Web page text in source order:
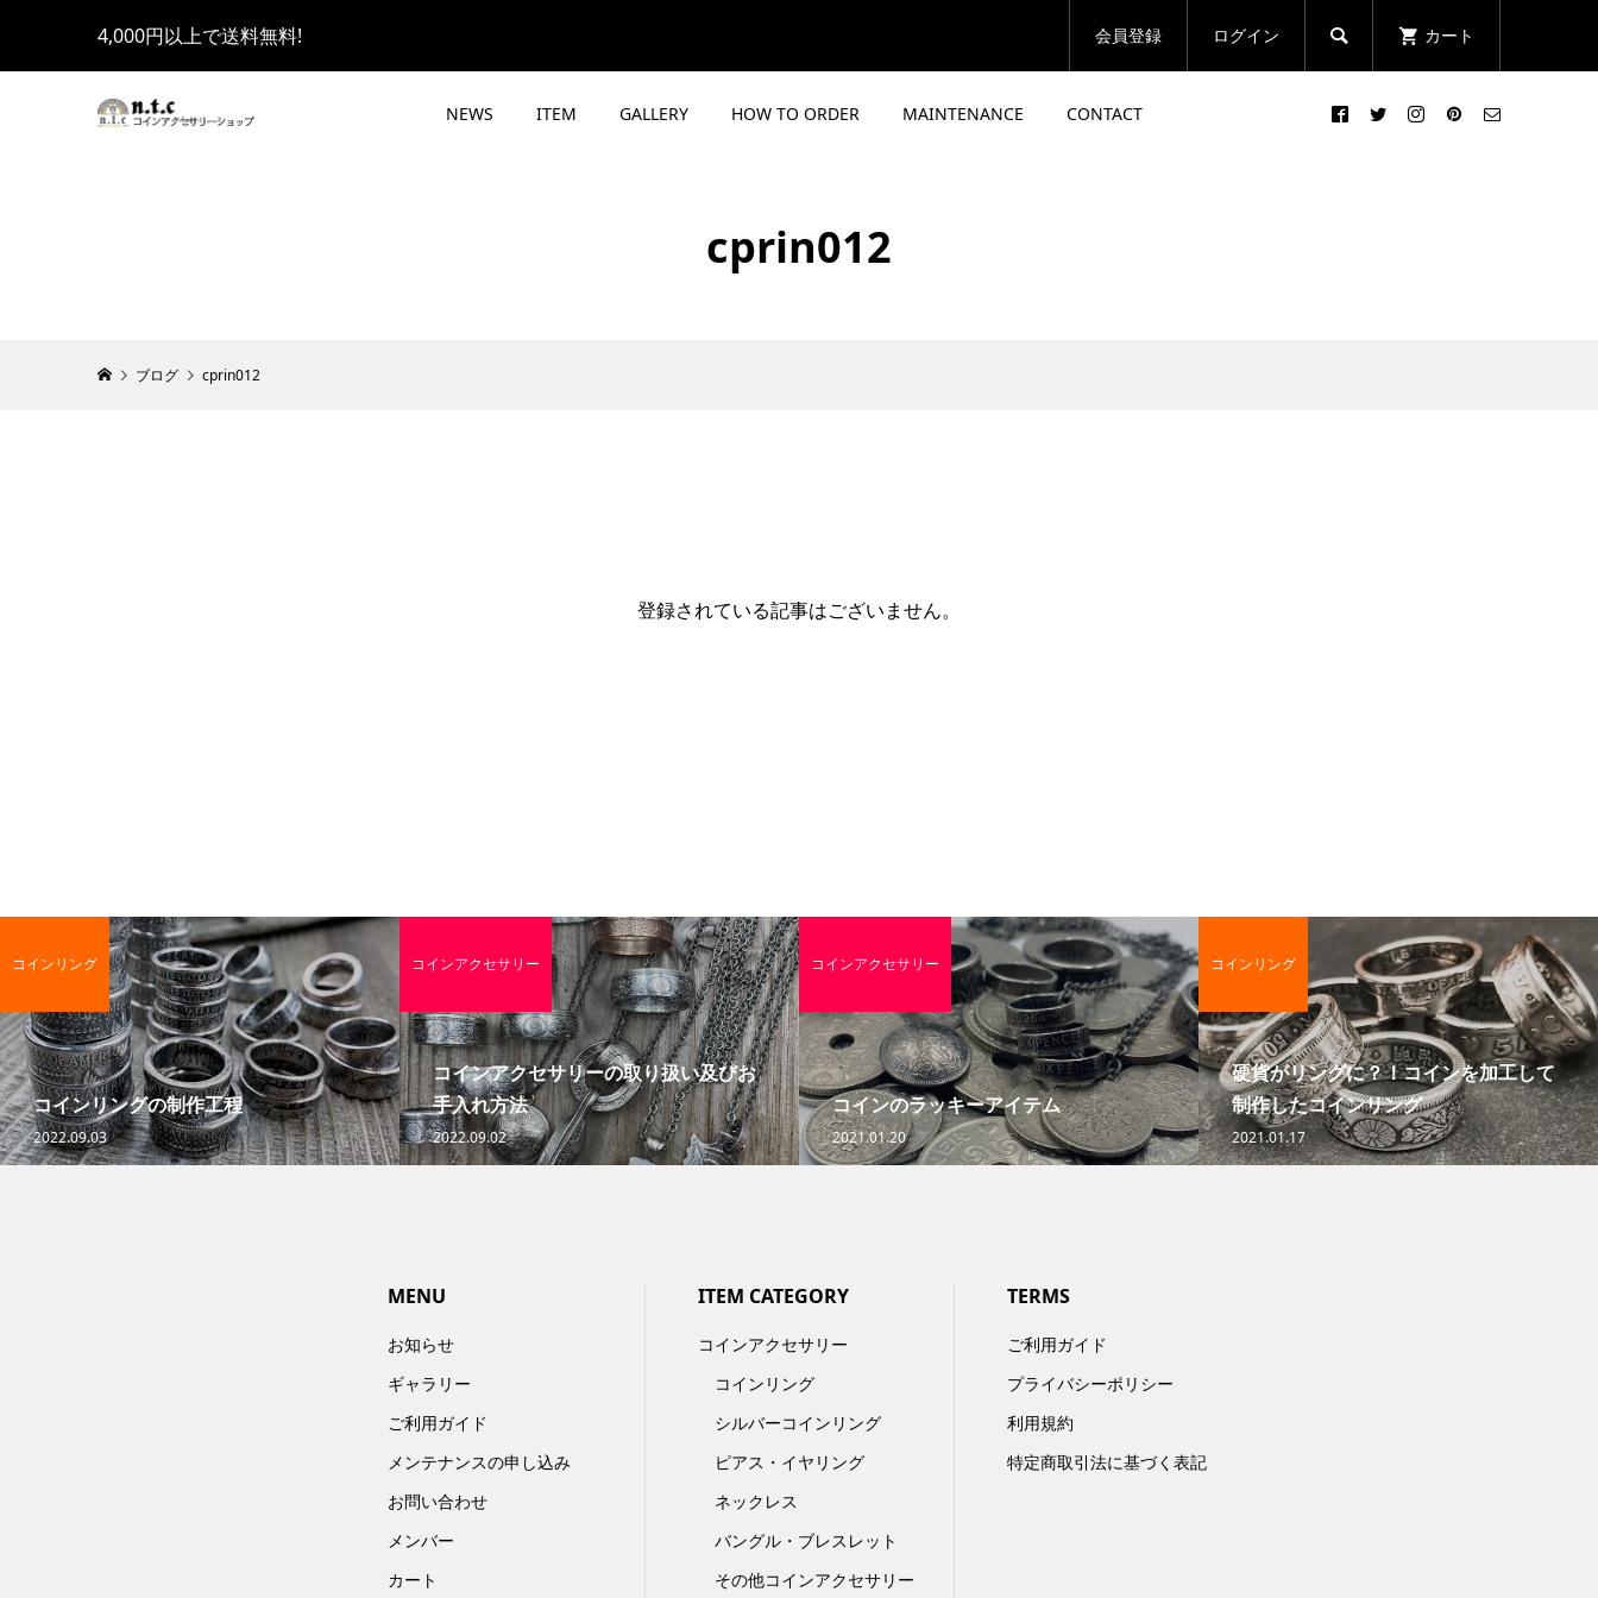
4,000円以上で送料無料! 会員登録 ログイン  カート
NEWS ITEM GALLERY HOW TO ORDER MAINTENANCE CONTACT
cprin012
ブログ cprin012
登録されている記事はございません。
コインリングの制作工程
2022.09.03
コインリング
コインアクセサリーの取り扱い及びお
手入れ方法
2022.09.02
コインアクセサリー
コインのラッキーアイテム
2021.01.20
コインアクセサリー
硬貨がリングに？！コインを加工して
制作したコインリング
2021.01.17
コインリング
MENU
お知らせ
ギャラリー
ご利用ガイド
メンテナンスの申し込み
お問い合わせ
メンバー
カート
ITEM CATEGORY
コインアクセサリー
コインリング
シルバーコインリング
ピアス・イヤリング
ネックレス
バングル・ブレスレット
その他コインアクセサリー
TERMS
ご利用ガイド
プライバシーポリシー
利用規約
特定商取引法に基づく表記